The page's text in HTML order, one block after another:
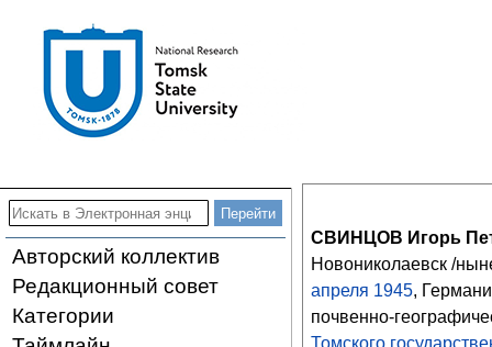
Авторский коллектив
Редакционный совет
Категории
СВИНЦОВ Игорь
Новониколаевск /
апреля 1945,
почвенно-